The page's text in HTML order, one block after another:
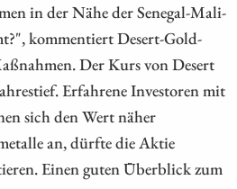
in der Nähe der Senegal-Mali-
kommentiert Desert-Gold-
Der Kurs von Desert
Erfahrene Investoren mit
sich den Wert näher
an, dürfte die Aktie
Einen guten Überblick zum